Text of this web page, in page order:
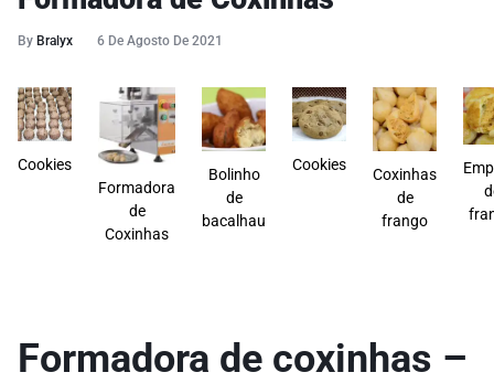
By Bralyx 6 De Agosto De 2021
Cookies
Formadora
de
Coxinhas
Bolinho
de
bacalhau
Cookies
Coxinhas
de
frango
Formadora de coxinhas –